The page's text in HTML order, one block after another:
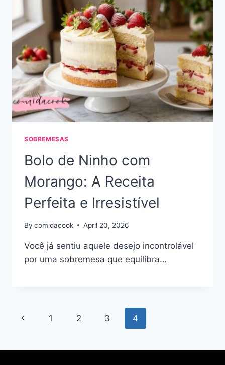
SOBREMESAS
Bolo de Ninho com
Morango: A Receita
Perfeita e Irresistível
By comidacook April 20, 2026
Você já sentiu aquele desejo incontrolável
por uma sobremesa que equilibra…
Page
Previous
1 2 3 4